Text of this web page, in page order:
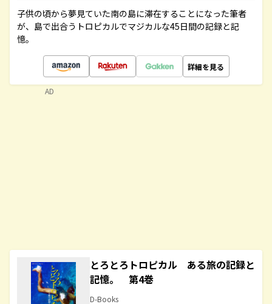
子供の頃から夢見ていた南の島に滞在することになった筆者
が、島で出合うトロピカルでマジカルな45日間の記録と記
憶。
詳細を見る
とろとろトロピカル ある旅の記録と
記憶。 第4巻
D-Books
AD